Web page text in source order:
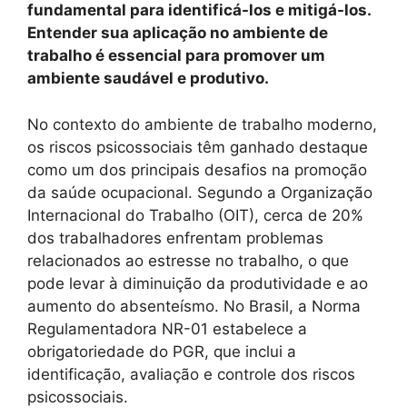
fundamental para identificá-los e mitigá-los.
Entender sua aplicação no ambiente de
trabalho é essencial para promover um
ambiente saudável e produtivo.
No contexto do ambiente de trabalho moderno,
os riscos psicossociais têm ganhado destaque
como um dos principais desafios na promoção
da saúde ocupacional. Segundo a Organização
Internacional do Trabalho (OIT), cerca de 20%
dos trabalhadores enfrentam problemas
relacionados ao estresse no trabalho, o que
pode levar à diminuição da produtividade e ao
aumento do absenteísmo. No Brasil, a Norma
Regulamentadora NR-01 estabelece a
obrigatoriedade do PGR, que inclui a
identificação, avaliação e controle dos riscos
psicossociais.